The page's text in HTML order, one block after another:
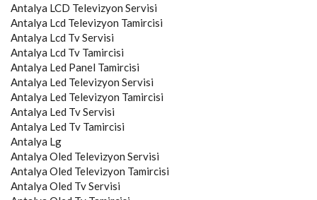
Antalya LCD Televizyon Servisi
Antalya Lcd Televizyon Tamircisi
Antalya Lcd Tv Servisi
Antalya Lcd Tv Tamircisi
Antalya Led Panel Tamircisi
Antalya Led Televizyon Servisi
Antalya Led Televizyon Tamircisi
Antalya Led Tv Servisi
Antalya Led Tv Tamircisi
Antalya Lg
Antalya Oled Televizyon Servisi
Antalya Oled Televizyon Tamircisi
Antalya Oled Tv Servisi